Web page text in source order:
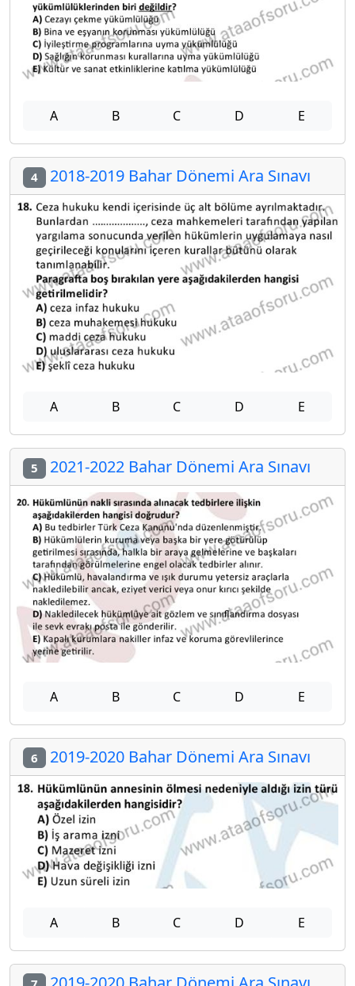
A B C D E
4 2018-2019 Bahar Dönemi Ara Sınavı
A B C D E
5 2021-2022 Bahar Dönemi Ara Sınavı
A B C D E
6 2019-2020 Bahar Dönemi Ara Sınavı
A B C D E